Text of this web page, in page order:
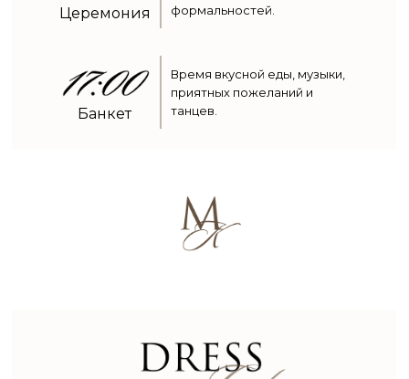
формальностей.
Церемония
Время вкусной еды, музыки,
приятных пожеланий и
танцев.
Банкет